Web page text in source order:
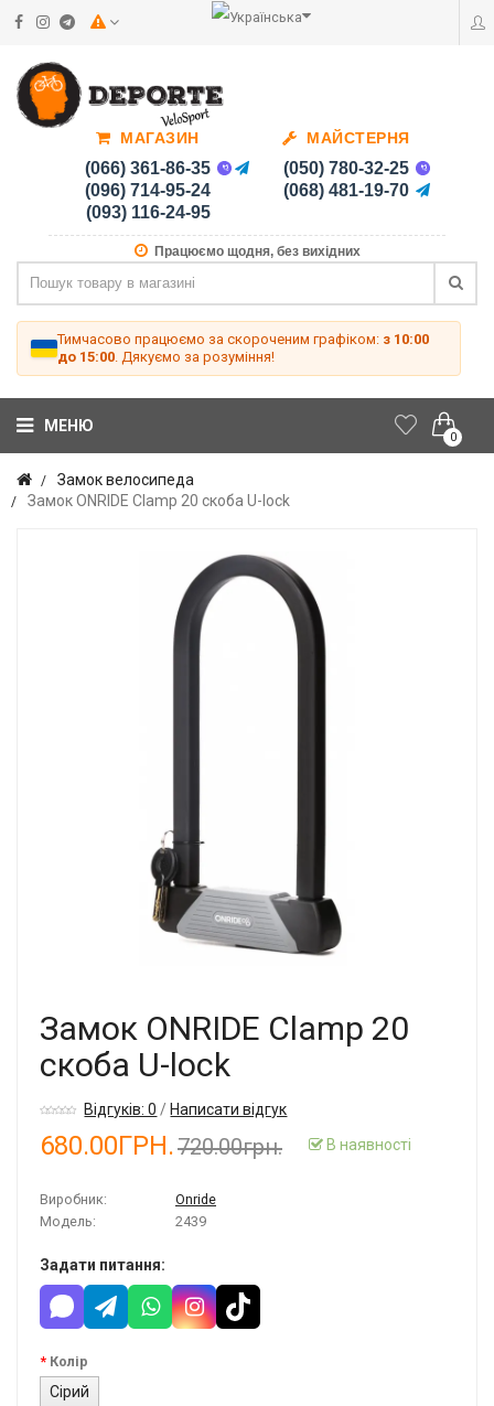
МАГАЗИН
(066) 361-86-35
(096) 714-95-24
(093) 116-24-95
МАЙСТЕРНЯ
(050) 780-32-25
(068) 481-19-70
Працюємо щодня, без вихідних
Тимчасово працюємо за скороченим графіком: з 10:00
до 15:00 . Дякуємо за розуміння!
0
МЕНЮ
Замок велосипеда
Замок ONRIDE Сlamp 20 скоба U-lock
Замок ONRIDE Сlamp 20
скоба U-lock
Відгуків: 0 /Написати відгук
680.00ГРН.720.00грн. В наявності
Виробник:
Onride
Модель:
2439
Задати питання:
Колір
Сірий